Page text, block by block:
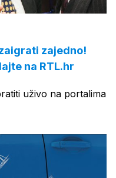
zajedno!
na RTL.hr
uživo na portalima